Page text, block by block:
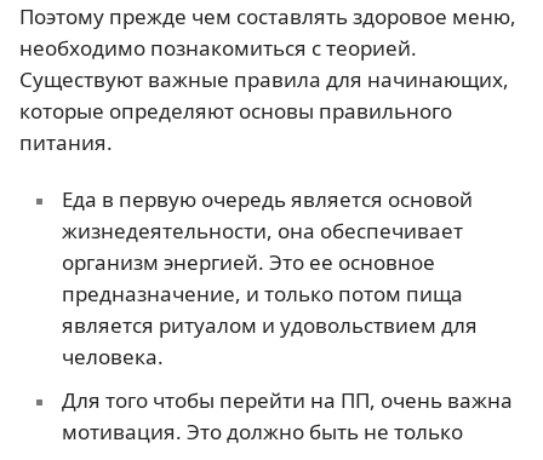
Поэтому прежде чем составлять здоровое меню,
необходимо познакомиться с теорией.
Существуют важные правила для начинающих,
которые определяют основы правильного
питания.
Еда в первую очередь является основой
жизнедеятельности, она обеспечивает
организм энергией. Это ее основное
предназначение, и только потом пища
является ритуалом и удовольствием для
человека.
Для того чтобы перейти на ПП, очень важна
мотивация. Это должно быть не только